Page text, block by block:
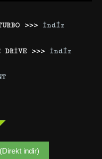
>>> İndir
DRİVE >>> İndir
indir)